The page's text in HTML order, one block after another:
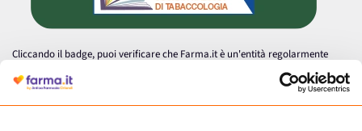
Cliccando il badge, puoi verificare che Farma.it è un'entità regolarmente
autorizzata dal Ministero della Salute a effettuare la vendita online di
medicinali.